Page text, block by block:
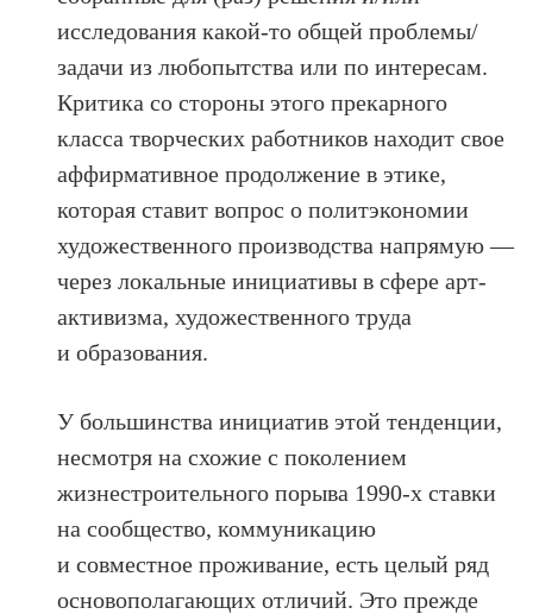
исследования какой‑то общей проблемы/
задачи из любопытства или по интересам.
Критика со стороны этого прекарного
класса творческих работников находит свое
аффирмативное продолжение в этике,
которая ставит вопрос о политэкономии
художественного производства напрямую —
через локальные инициативы в сфере арт-
активизма, художественного труда
и образования.
У большинства инициатив этой тенденции,
несмотря на схожие с поколением
жизнестроительного порыва 1990‑х ставки
на сообщество, коммуникацию
и совместное проживание, есть целый ряд
основополагающих отличий. Это прежде